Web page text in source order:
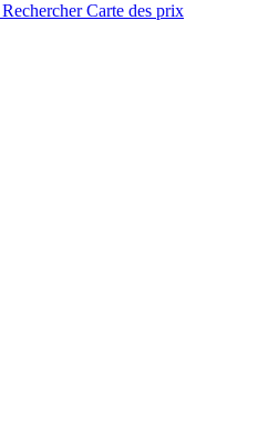
Rechercher Carte des prix